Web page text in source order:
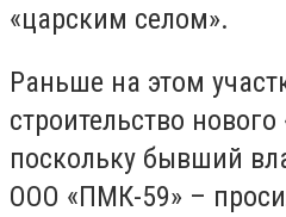
«царским селом».
Раньше на этом
строительство нового
поскольку бывший
ООО «ПМК-59» –